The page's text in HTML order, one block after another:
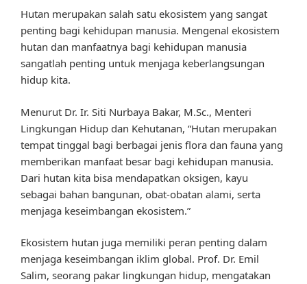
Hutan merupakan salah satu ekosistem yang sangat
penting bagi kehidupan manusia. Mengenal ekosistem
hutan dan manfaatnya bagi kehidupan manusia
sangatlah penting untuk menjaga keberlangsungan
hidup kita.
Menurut Dr. Ir. Siti Nurbaya Bakar, M.Sc., Menteri
Lingkungan Hidup dan Kehutanan, “Hutan merupakan
tempat tinggal bagi berbagai jenis flora dan fauna yang
memberikan manfaat besar bagi kehidupan manusia.
Dari hutan kita bisa mendapatkan oksigen, kayu
sebagai bahan bangunan, obat-obatan alami, serta
menjaga keseimbangan ekosistem.”
Ekosistem hutan juga memiliki peran penting dalam
menjaga keseimbangan iklim global. Prof. Dr. Emil
Salim, seorang pakar lingkungan hidup, mengatakan